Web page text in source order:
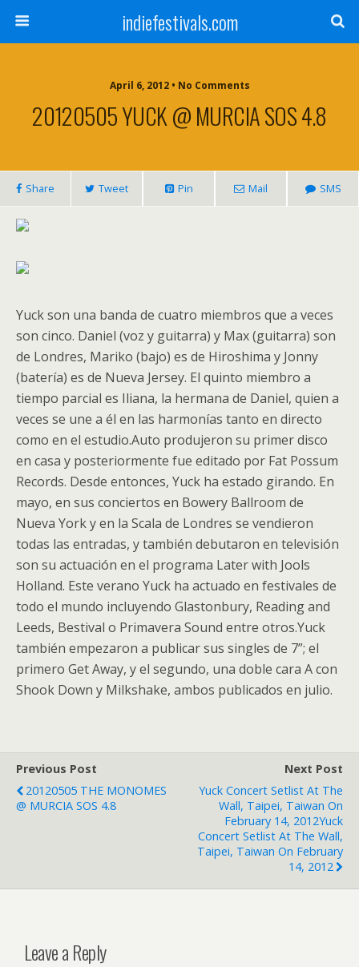
indiefestivals.com
April 6, 2012 • No Comments
20120505 YUCK @ MURCIA SOS 4.8
Share Tweet Pin Mail SMS
Yuck son una banda de cuatro miembros que a veces
son cinco. Daniel (voz y guitarra) y Max (guitarra) son
de Londres, Mariko (bajo) es de Hiroshima y Jonny
(batería) es de Nueva Jersey. El quinto miembro a
tiempo parcial es Iliana, la hermana de Daniel, quien a
veces se une a él en las harmonías tanto en directo
como en el estudio.Auto produjeron su primer disco
en casa y posteriormente fue editado por Fat Possum
Records. Desde entonces, Yuck ha estado girando. En
mayo, en sus conciertos en Bowery Ballroom de
Nueva York y en la Scala de Londres se vendieron
todas las entradas, y también debutaron en televisión
son su actuación en el programa Later with Jools
Holland. Este verano Yuck ha actuado en festivales de
todo el mundo incluyendo Glastonbury, Reading and
Leeds, Bestival o Primavera Sound entre otros.Yuck
también empezaron a publicar sus singles de 7”; el
primero Get Away, y el segundo, una doble cara A con
Shook Down y Milkshake, ambos publicados en julio.
Previous Post
20120505 THE MONOMES
@ MURCIA SOS 4.8
Next Post
Yuck Concert Setlist At The
Wall, Taipei, Taiwan On
February 14, 2012Yuck
Concert Setlist At The Wall,
Taipei, Taiwan On February
14, 2012
Leave a Reply